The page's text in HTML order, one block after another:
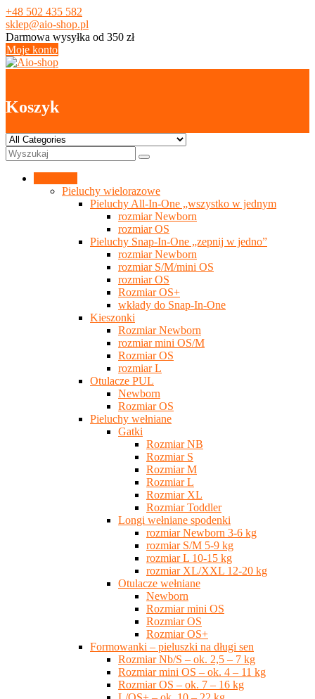
Skip
to
content
+48 502 435 582
sklep@aio-shop.pl
Darmowa wysyłka od 350 zł
Moje konto
Koszyk
Pieluchy wielorazowe
Pieluchy All-In-One „wszystko w jednym
rozmiar Newborn
rozmiar OS
Pieluchy Snap-In-One „zepnij w jedno”
rozmiar Newborn
rozmiar S/M/mini OS
rozmiar OS
Rozmiar OS+
wkłady do Snap-In-One
Kieszonki
Rozmiar Newborn
rozmiar mini OS/M
Rozmiar OS
rozmiar L
Otulacze PUL
Newborn
Rozmiar OS
Pieluchy wełniane
Gatki
Rozmiar NB
Rozmiar S
Rozmiar M
Rozmiar L
Rozmiar XL
Rozmiar Toddler
Longi wełniane spodenki
rozmiar Newborn 3-6 kg
rozmiar S/M 5-9 kg
rozmiar L 10-15 kg
rozmiar XL/XXL 12-20 kg
Otulacze wełniane
Newborn
Rozmiar mini OS
Rozmiar OS
Rozmiar OS+
Formowanki – pieluszki na długi sen
Rozmiar Nb/S – ok. 2,5 – 7 kg
Rozmiar mini OS – ok. 4 – 11 kg
Rozmiar OS – ok. 7 – 16 kg